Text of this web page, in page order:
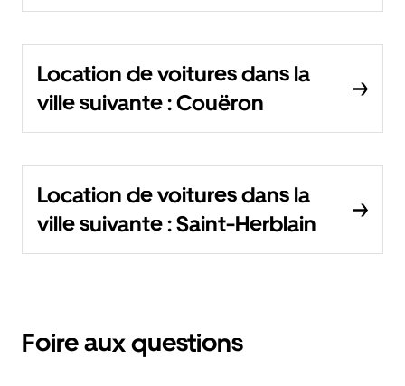
Location de voitures dans la
ville suivante : Couëron
Location de voitures dans la
ville suivante : Saint-Herblain
Foire aux questions